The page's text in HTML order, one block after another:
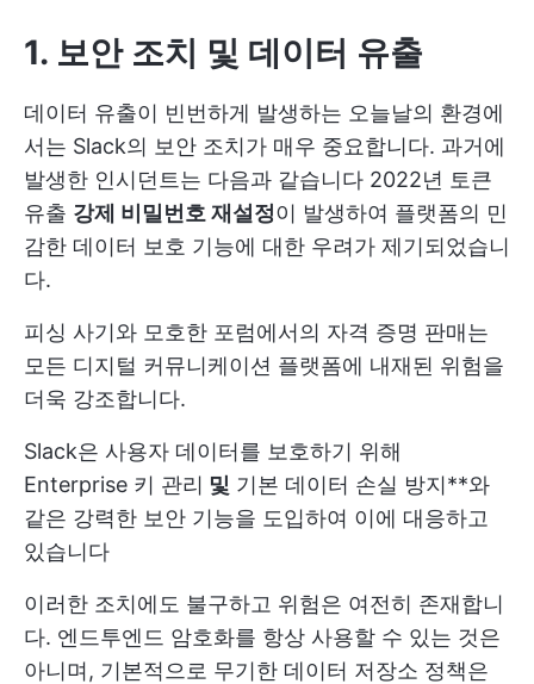
1. 보안 조치 및 데이터 유출
데이터 유출이 빈번하게 발생하는 오늘날의 환경에
서는 Slack의 보안 조치가 매우 중요합니다. 과거에
발생한 인시던트는 다음과 같습니다 2022년 토큰
유출 강제 비밀번호 재설정이 발생하여 플랫폼의 민
감한 데이터 보호 기능에 대한 우려가 제기되었습니
다.
피싱 사기와 모호한 포럼에서의 자격 증명 판매는
모든 디지털 커뮤니케이션 플랫폼에 내재된 위험을
더욱 강조합니다.
Slack은 사용자 데이터를 보호하기 위해
Enterprise 키 관리 및 기본 데이터 손실 방지**와
같은 강력한 보안 기능을 도입하여 이에 대응하고
있습니다
이러한 조치에도 불구하고 위험은 여전히 존재합니
다. 엔드투엔드 암호화를 항상 사용할 수 있는 것은
아니며, 기본적으로 무기한 데이터 저장소 정책은